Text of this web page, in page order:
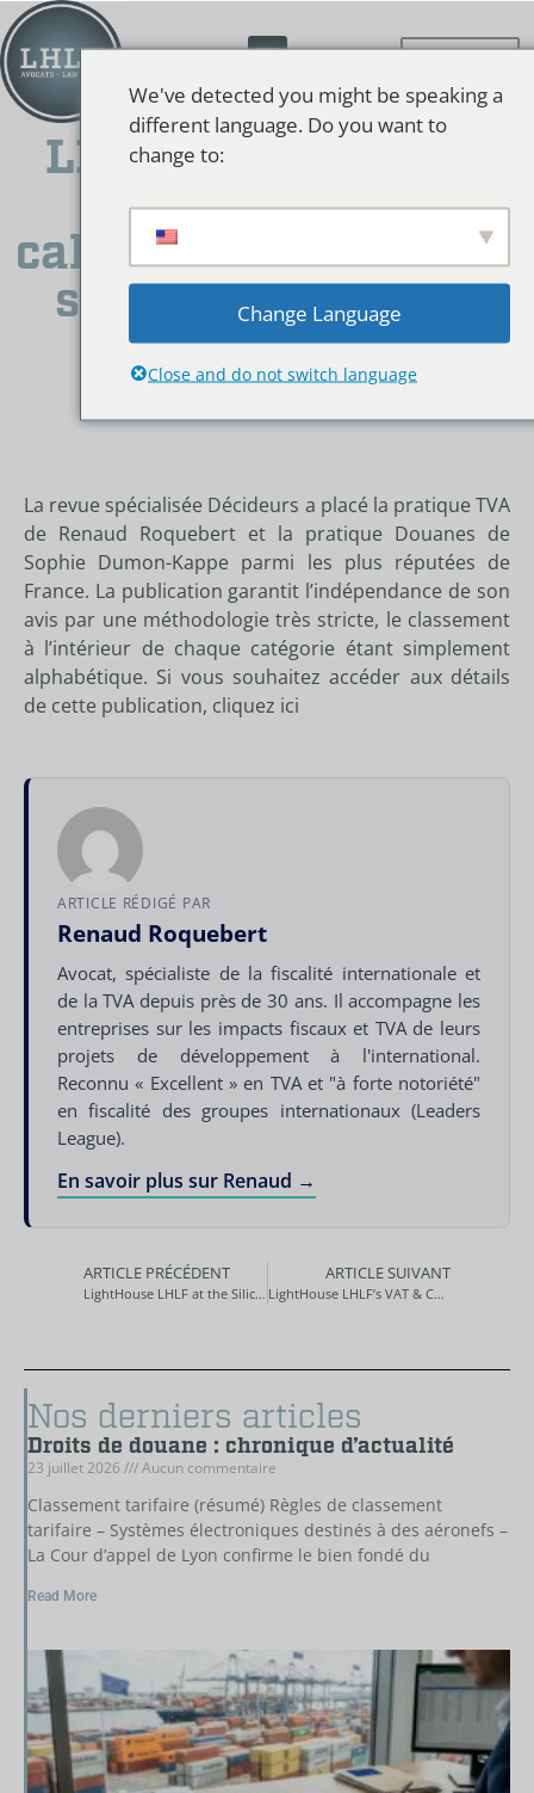
LHLF classé parmi
les meilleurs
cabinets français par
sa pratique TVA &
Douanes
La revue spécialisée Décideurs a placé la pratique TVA
de Renaud Roquebert et la pratique Douanes de
Sophie Dumon-Kappe parmi les plus réputées de
France. La publication garantit l’indépendance de son
avis par une méthodologie très stricte, le classement
à l’intérieur de chaque catégorie étant simplement
alphabétique. Si vous souhaitez accéder aux détails
de cette publication, cliquez ici
ARTICLE RÉDIGÉ PAR
Renaud Roquebert
Avocat, spécialiste de la fiscalité internationale et
de la TVA depuis près de 30 ans. Il accompagne les
entreprises sur les impacts fiscaux et TVA de leurs
projets de développement à l'international.
Reconnu « Excellent » en TVA et "à forte notoriété"
en fiscalité des groupes internationaux (Leaders
League).
En savoir plus sur Renaud →
ARTICLE PRÉCÉDENT
LightHouse LHLF at the Silicon Valley
ARTICLE SUIVANT
LightHouse LHLF’s VAT & Customs expertise rewarded
Nos derniers articles
Droits de douane : chronique d’actualité
23 juillet 2026 Aucun commentaire
Classement tarifaire (résumé) Règles de classement
tarifaire – Systèmes électroniques destinés à des aéronefs –
La Cour d’appel de Lyon confirme le bien fondé du
Read More
We've detected you might be speaking a
different language. Do you want to
change to:
Change Language
Close and do not switch language